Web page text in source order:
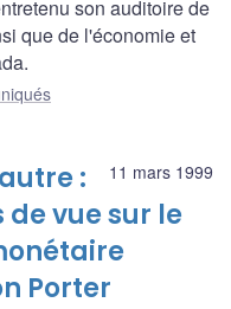
son auditoire de
que de l'économie et
11 mars 1999
:
vue sur le
Porter